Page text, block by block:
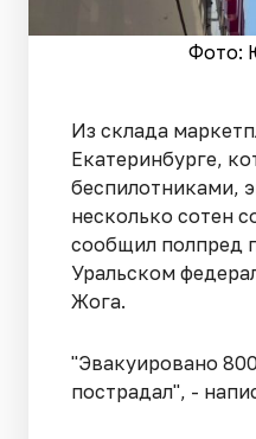
Фото:
Из склада
Екатеринбурге,
беспилотниками,
несколько сотен
сообщил полпред
Уральском
Жога.
"Эвакуировано
пострадал", -